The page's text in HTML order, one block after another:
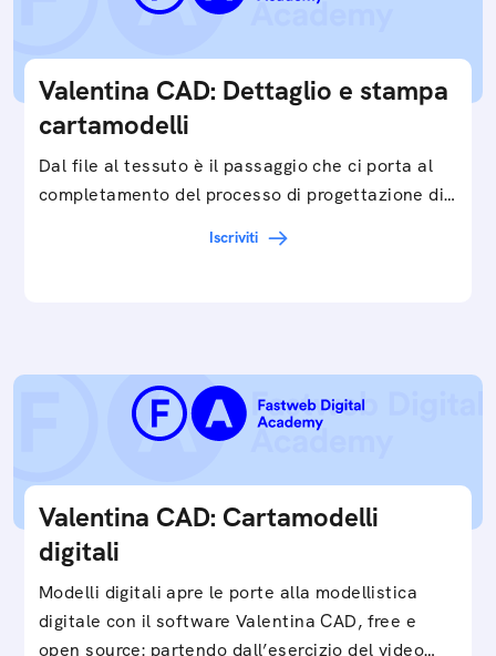
Valentina CAD: Dettaglio e stampa
cartamodelli
Dal file al tessuto è il passaggio che ci porta al
completamento del processo di progettazione di
Iscriviti
Valentina CAD: Cartamodelli
digitali
Modelli digitali apre le porte alla modellistica
digitale con il software Valentina CAD, free e
open source: partendo dall’esercizio del video…